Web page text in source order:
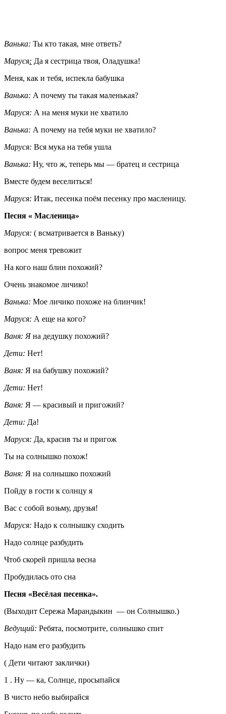
Ванька: Ты кто такая, мне ответь?
Маруся: Да я сестрица твоя, Оладушка!
Меня, как и тебя, испекла бабушка
Ванька: А почему ты такая маленькая?
Маруся: А на меня муки не хватило
Ванька: А почему на тебя муки не хватило?
Маруся: Вся мука на тебя ушла
Ванька: Ну, что ж, теперь мы — братец и сестрица
Вместе будем веселиться!
Маруся: Итак, песенка поём песенку про масленицу.
Песня « Масленица»
Маруся: ( всматривается в Ваньку)
вопрос меня тревожит
На кого наш блин похожий?
Очень знакомое личико!
Ванька: Мое личико похоже на блинчик!
Маруся: А еще на кого?
Ваня: Я на дедушку похожий?
Дети: Нет!
Ваня: Я на бабушку похожий?
Дети: Нет!
Ваня: Я — красивый и пригожий?
Дети: Да!
Маруся: Да, красив ты и пригож
Ты на солнышко похож!
Ваня: Я на солнышко похожий
Пойду в гости к солнцу я
Вас с собой возьму, друзья!
Маруся: Надо к солнышку сходить
Надо солнце разбудить
Чтоб скорей пришла весна
Пробудилась ото сна
Песня «Весёлая песенка».
(Выходит Сережа Марандыкин — он Солнышко.)
Ведущий: Ребята, посмотрите, солнышко спит
Надо нам его разбудить
( Дети читают заклички)
1 . Ну — ка, Солнце, просыпайся
В чисто небо выбирайся